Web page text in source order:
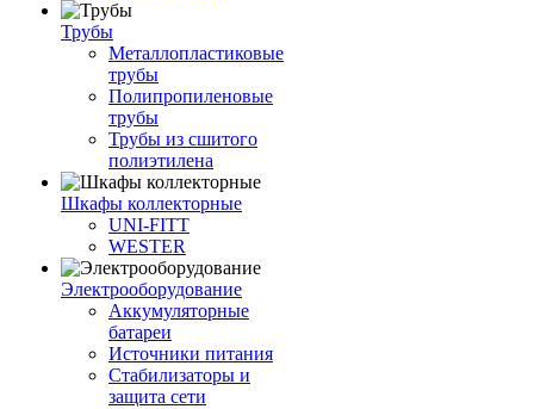
Трубы
Металлопластиковые
трубы
Полипропиленовые
трубы
Трубы из сшитого
полиэтилена
Шкафы коллекторные
UNI-FITT
WESTER
Электрооборудование
Аккумуляторные
батареи
Источники питания
Стабилизаторы и
защита сети